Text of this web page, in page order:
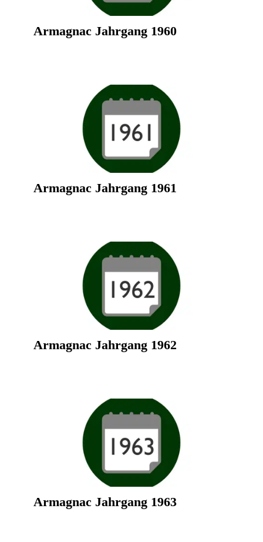
Armagnac Jahrgang 1960
Armagnac Jahrgang 1961
Armagnac Jahrgang 1962
Armagnac Jahrgang 1963